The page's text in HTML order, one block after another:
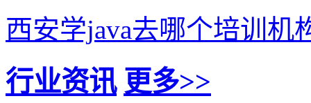
西安学java去哪个培训机
行业资讯 更多>>